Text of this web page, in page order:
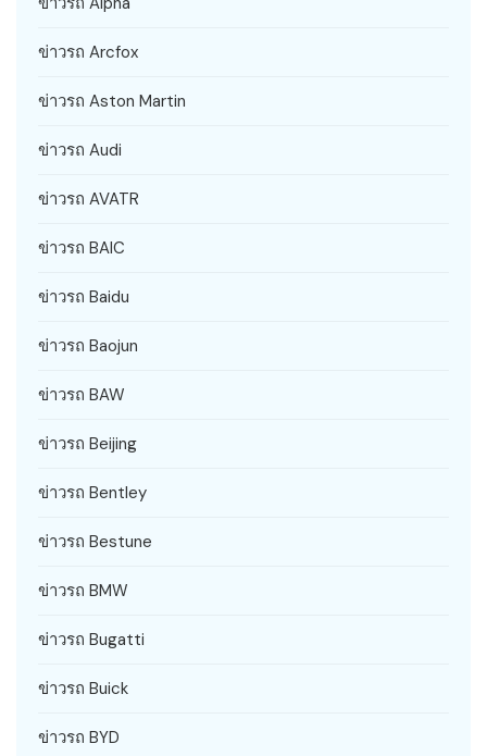
ข่าวรถ Arcfox
ข่าวรถ Aston Martin
ข่าวรถ Audi
ข่าวรถ AVATR
ข่าวรถ BAIC
ข่าวรถ Baidu
ข่าวรถ Baojun
ข่าวรถ BAW
ข่าวรถ Beijing
ข่าวรถ Bentley
ข่าวรถ Bestune
ข่าวรถ BMW
ข่าวรถ Bugatti
ข่าวรถ Buick
ข่าวรถ BYD